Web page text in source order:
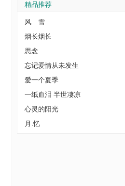
精品推荐
风 雪
烟长烟长
思念
忘记爱情从未发生
爱一个夏季
一纸血泪 半世凄凉
心灵的阳光
月.忆